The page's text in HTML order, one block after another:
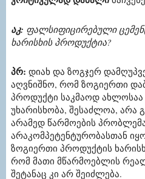
აკ: ფალსიფიცირებული
ხარისხის პროდუქტია?
პრ: დიახ და ზოგჯერ
აღვნიშნო, რომ ზოგიერთი
პროდუქტი საკმაოდ
უხარისხობა, შესაძლოა, არა
არამედ წარმოების
არაკომპეტენტურობასთან
ზოგიერთი პროდუქტის
რომ მათი მწარმოებლის
შეტანაც კი არ შეიძლება.